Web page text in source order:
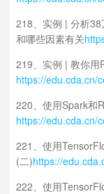
218、实例 | 分析
和哪些因素有关
219、实例 | 教你用
https://edu.cda.cn/
220、使用Spark和
https://edu.cda.cn/
221、使用
(二)https://
222、使用